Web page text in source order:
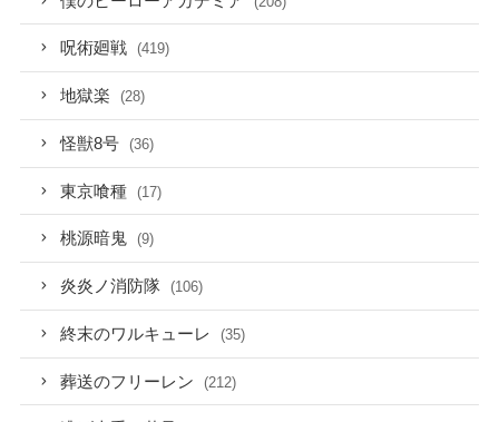
呪術廻戦 (419)
地獄楽 (28)
怪獣8号 (36)
東京喰種 (17)
桃源暗鬼 (9)
炎炎ノ消防隊 (106)
終末のワルキューレ (35)
葬送のフリーレン (212)